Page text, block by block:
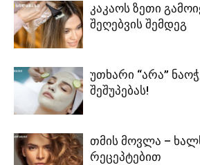
კაკაოს ზეთი
შეღებვის შემდეგ
უთხარი “არა”
შეშუპებას!
თმის მოვლა –
რეცეპტებით